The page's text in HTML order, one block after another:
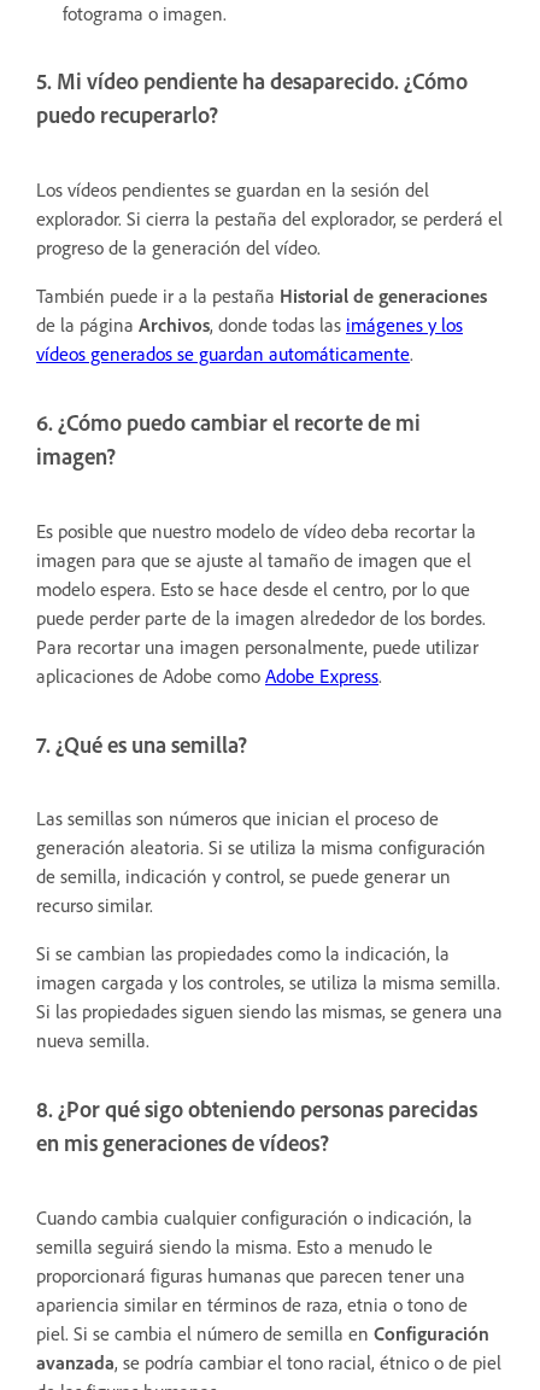
fotograma o imagen.
5. Mi vídeo pendiente ha desaparecido. ¿Cómo
puedo recuperarlo?
Los vídeos pendientes se guardan en la sesión del
explorador. Si cierra la pestaña del explorador, se perderá el
progreso de la generación del vídeo.
También puede ir a la pestaña Historial de generaciones
de la página Archivos, donde todas las imágenes y los
vídeos generados se guardan automáticamente.
6. ¿Cómo puedo cambiar el recorte de mi
imagen?
Es posible que nuestro modelo de vídeo deba recortar la
imagen para que se ajuste al tamaño de imagen que el
modelo espera. Esto se hace desde el centro, por lo que
puede perder parte de la imagen alrededor de los bordes.
Para recortar una imagen personalmente, puede utilizar
aplicaciones de Adobe como Adobe Express.
7. ¿Qué es una semilla?
Las semillas son números que inician el proceso de
generación aleatoria. Si se utiliza la misma configuración
de semilla, indicación y control, se puede generar un
recurso similar.
Si se cambian las propiedades como la indicación, la
imagen cargada y los controles, se utiliza la misma semilla.
Si las propiedades siguen siendo las mismas, se genera una
nueva semilla.
8. ¿Por qué sigo obteniendo personas parecidas
en mis generaciones de vídeos?
Cuando cambia cualquier configuración o indicación, la
semilla seguirá siendo la misma. Esto a menudo le
proporcionará figuras humanas que parecen tener una
apariencia similar en términos de raza, etnia o tono de
piel. Si se cambia el número de semilla en Configuración
avanzada, se podría cambiar el tono racial, étnico o de piel